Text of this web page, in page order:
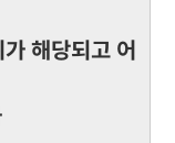
해당되고 어